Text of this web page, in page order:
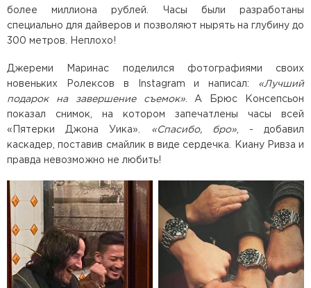
более миллиона рублей. Часы были разработаны
специально для дайверов и позволяют нырять на глубину до
300 метров. Неплохо!
Джереми Маринас поделился фотографиями своих
новеньких Ролексов в Instagram и написал: «Лучший
подарок на завершение съемок». А Брюс Консепсьон
показал снимок, на котором запечатлены часы всей
«Пятерки Джона Уика».
«Спасибо, бро», - добавил
каскадер, поставив смайлик в виде сердечка. Киану Ривза и
правда невозможно не любить!